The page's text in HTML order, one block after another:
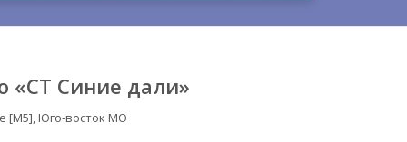
«СТ Синие дали»
[М5], Юго-восток МО